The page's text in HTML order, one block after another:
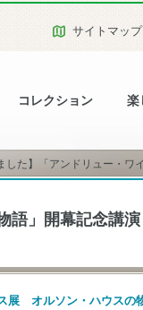
コレクション 楽
サイトマップ
した】「アンドリュー・
語」開幕記念講演
展 オルソン・ハウスの